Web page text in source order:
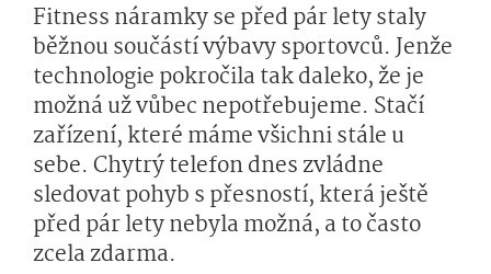
Fitness náramky se před pár lety staly
běžnou součástí výbavy sportovců. Jenže
technologie pokročila tak daleko, že je
možná už vůbec nepotřebujeme. Stačí
zařízení, které máme všichni stále u
sebe. Chytrý telefon dnes zvládne
sledovat pohyb s přesností, která ještě
před pár lety nebyla možná, a to často
zcela zdarma.